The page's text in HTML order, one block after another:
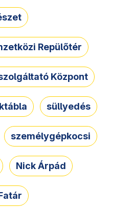
Repülőtér
Központ
süllyedés
személygépkocsi
Nick Árpád